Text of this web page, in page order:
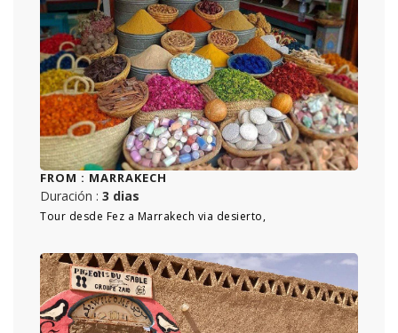
FROM : MARRAKECH
Duración : 3 dias
Tour desde Fez a Marrakech via desierto,